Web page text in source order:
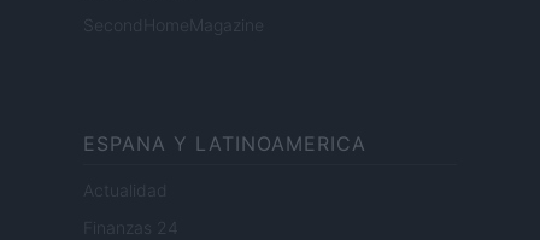
SecondHomeMagazine
ESPANA Y LATINOAMERICA
Actualidad
Finanzas 24